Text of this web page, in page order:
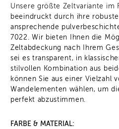
Unsere größte Zeltvariante im
beeindruckt durch ihre
ansprechende
7022. Wir bieten Ihnen die
Zeltabdeckung nach Ihrem
sei es transparent, in
stilvollen Kombination aus
können Sie aus einer Vielzahl
Wandelementen wählen, um
perfekt abzustimmen.
FARBE & MATERIAL: